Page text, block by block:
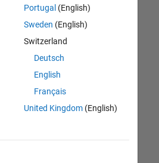
Portugal (English)
Sweden (English)
Switzerland
Deutsch
English
Français
United Kingdom(English)